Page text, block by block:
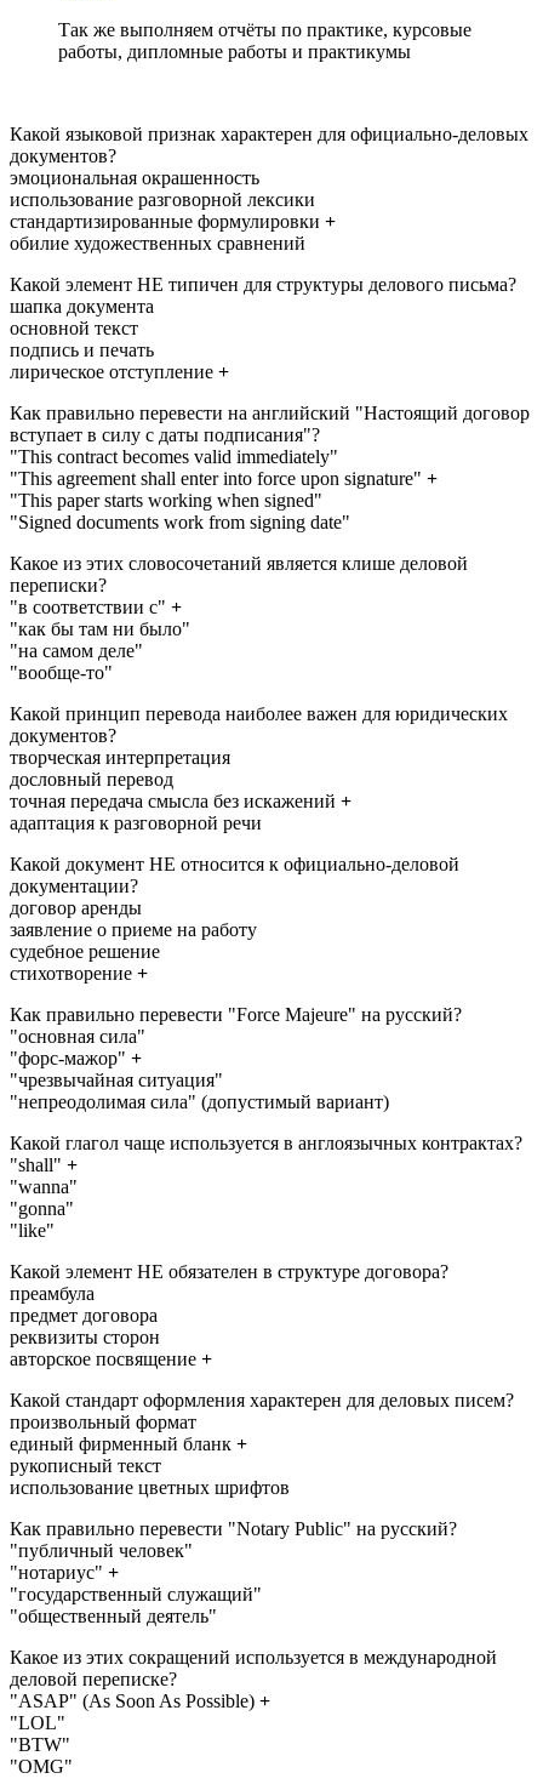
Так же выполняем отчёты по практике, курсовые
работы, дипломные работы и практикумы
Какой языковой признак характерен для официально-деловых
документов?
эмоциональная окрашенность
использование разговорной лексики
стандартизированные формулировки +
обилие художественных сравнений
Какой элемент НЕ типичен для структуры делового письма?
шапка документа
основной текст
подпись и печать
лирическое отступление +
Как правильно перевести на английский "Настоящий договор
вступает в силу с даты подписания"?
"This contract becomes valid immediately"
"This agreement shall enter into force upon signature" +
"This paper starts working when signed"
"Signed documents work from signing date"
Какое из этих словосочетаний является клише деловой
переписки?
"в соответствии с" +
"как бы там ни было"
"на самом деле"
"вообще-то"
Какой принцип перевода наиболее важен для юридических
документов?
творческая интерпретация
дословный перевод
точная передача смысла без искажений +
адаптация к разговорной речи
Какой документ НЕ относится к официально-деловой
документации?
договор аренды
заявление о приеме на работу
судебное решение
стихотворение +
Как правильно перевести "Force Majeure" на русский?
"основная сила"
"форс-мажор" +
"чрезвычайная ситуация"
"непреодолимая сила" (допустимый вариант)
Какой глагол чаще используется в англоязычных контрактах?
"shall" +
"wanna"
"gonna"
"like"
Какой элемент НЕ обязателен в структуре договора?
преамбула
предмет договора
реквизиты сторон
авторское посвящение +
Какой стандарт оформления характерен для деловых писем?
произвольный формат
единый фирменный бланк +
рукописный текст
использование цветных шрифтов
Как правильно перевести "Notary Public" на русский?
"публичный человек"
"нотариус" +
"государственный служащий"
"общественный деятель"
Какое из этих сокращений используется в международной
деловой переписке?
"ASAP" (As Soon As Possible) +
"LOL"
"BTW"
"OMG"